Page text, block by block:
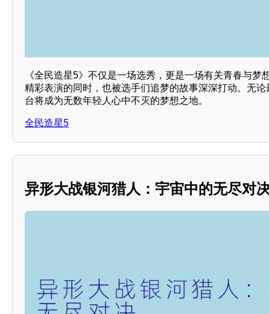
《全民造星5》不仅是一场选秀，更是一场有关青春与梦
精彩表演的同时，也被选手们追梦的故事深深打动。无
台将成为无数年轻人心中不灭的梦想之地。
全民造星5
异形大战银河猎人：宇宙中的无尽对